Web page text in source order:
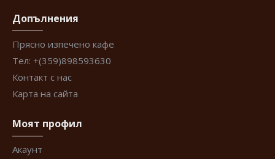
Допълнения
Прясно изпечено кафе
Тел: +(359)898593630
Контакт с нас
Карта на сайта
Моят профил
Акаунт